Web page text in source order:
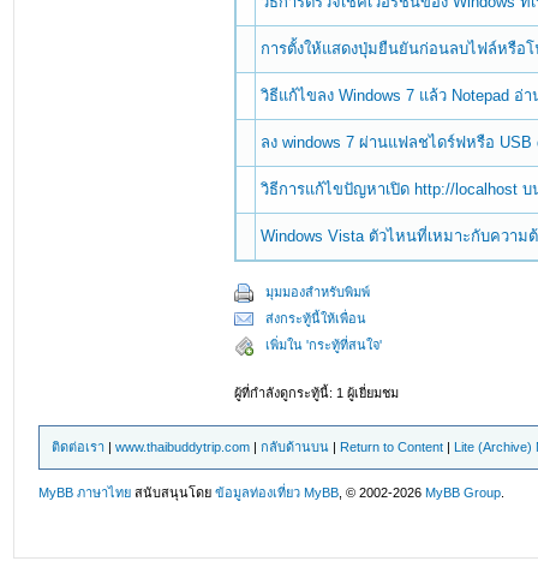
การตั้งให้แสดงปุ่มยืนยันก่อนลบไฟล์หรือโ
วิธีแก้ไขลง Windows 7 แล้ว Notepad อ่
ลง windows 7 ผ่านแฟลชไดร์ฟหรือ USB
วิธีการแก้ไขปัญหาเปิด http://localhost บ
Windows Vista ตัวไหนที่เหมาะกับความ
มุมมองสำหรับพิมพ์
ส่งกระทู้นี้ให้เพื่อน
เพิ่มใน 'กระทู้ที่สนใจ'
ผู้ที่กำลังดูกระทู้นี้: 1 ผู้เยี่ยมชม
ติดต่อเรา |www.thaibuddytrip.com |กลับด้านบน | Return to Content | Lite (Archive)
MyBB ภาษาไทย สนับสนุนโดยข้อมูลท่องเที่ยว MyBB , © 2002-2026MyBB Group